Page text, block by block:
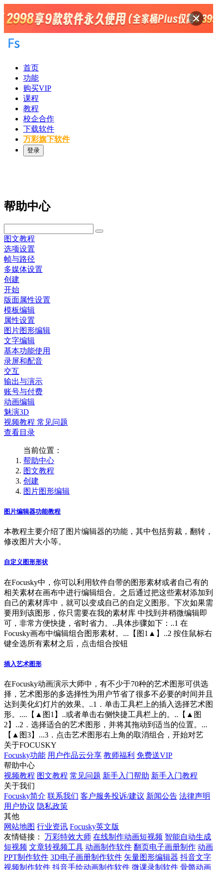
首页
功能
购买VIP
课程
教程
校企合作
下载软件
万彩旗下软件
登录
帮助中心
图文教程
选项设置
帧与路径
多媒体设置
创建
开始
版面属性设置
模板编辑
属性设置
图片图形编辑
文字编辑
基本功能使用
录屏和配音
交互
输出与演示
账号与付费
动画编辑
魅演3D
视频教程 常见问题
查看目录
当前位置：
帮助中心
图文教程
创建
图片图形编辑
图片编辑器功能教程
本教程主要介绍了图片编辑器的功能，其中包括剪裁，翻转，
修改图片大小等。
自定义图形形状
在Focusky中，你可以利用软件自带的图形素材或者自己有的
相关素材在画布中进行编辑组合。之后通过把这些素材添加到
自己的素材库中，就可以变成自己的自定义图形。下次如果需
要用到该图形，你只需要在我的素材库 中找到并稍微编辑即
可，非常方便快捷，省时省力。..具体步骤如下：..1 在
Focusky画布中编辑组合图形素材。...【图1▲】..2 按住鼠标右
键全选所有素材之后，点击组合按钮
插入艺术图形
在Focusky动画演示大师中，有不少于70种的艺术图形可供选
择，艺术图形的多选择性为用户节省了很多不必要的时间并且
达到美化幻灯片的效果。..1．单击工具栏上的插入选择艺术图
形。....【▲图1】..或者单击右侧快捷工具栏上的。..【▲图
2】..2．选择适合的艺术图形，并将其拖动到适当的位置。...
【▲图3】...3．点击艺术图形右上角的取消组合，开始对艺
关于FOCUSKY
Focusky功能 用户作品云分享 教师福利 免费送VIP
帮助中心
视频教程 图文教程 常见问题 新手入门帮助 新手入门教程
关于我们
Focusky简介 联系我们 客户服务投诉/建议 新闻公告 法律声明
用户协议 隐私政策
其他
网站地图 行业资讯 Focusky英文版
友情链接：
万彩特效大师 在线制作动画短视频 智能自动生成
短视频 文章转视频工具 动画制作软件 翻页电子画册制作 动画
PPT制作软件 3D电子画册制作软件 矢量图形编辑器 抖音文字
视频制作软件 抖音手绘动画制作软件 微课录制软件 骨骼动画